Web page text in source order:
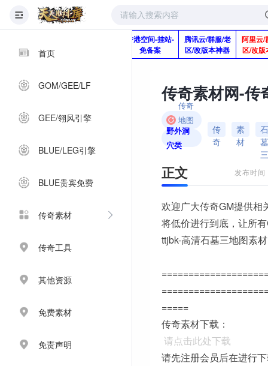
首页
GOM/GEE/LF
GEE/翎风引擎
BLUE/LEG引擎
BLUE贵宾免费
传奇素材
传奇工具
其他资源
免费素材
免责声明
Q920992345
香港空间-挂站-
免备案
腾讯云/群服/老
区/改版本神器
阿里云/
区/改版
传奇
地图
素材
野外洞
穴类
传
奇
素
材
石
墓
三
正文 发布时
欢迎广大传奇GM提供相
将低价进行到底，让所
ttjbk-高清石墓三地图素材
=====
传奇素材下载：
请点击此处下载
请先注册会员后在进行